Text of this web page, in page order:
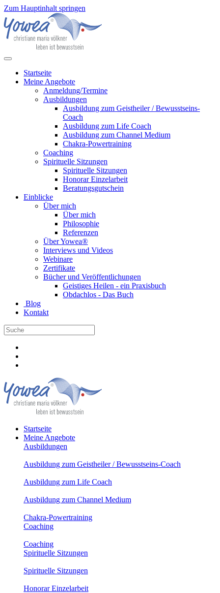
Zum Hauptinhalt springen
Startseite
Meine Angebote
Anmeldung/Termine
Ausbildungen
Ausbildung zum Geistheiler / Bewusstseins-
Coach
Ausbildung zum Life Coach
Ausbildung zum Channel Medium
Chakra-Powertraining
Coaching
Spirituelle Sitzungen
Spirituelle Sitzungen
Honorar Einzelarbeit
Beratungsgutschein
Einblicke
Über mich
Über mich
Philosophie
Referenzen
Über Yowea®
Interviews und Videos
Webinare
Zertifikate
Bücher und Veröffentlichungen
Geistiges Heilen - ein Praxisbuch
Obdachlos - Das Buch
Blog
Kontakt
Startseite
Meine Angebote
Ausbildungen
Ausbildung zum Geistheiler / Bewusstseins-Coach
Ausbildung zum Life Coach
Ausbildung zum Channel Medium
Chakra-Powertraining
Coaching
Coaching
Spirituelle Sitzungen
Spirituelle Sitzungen
Honorar Einzelarbeit